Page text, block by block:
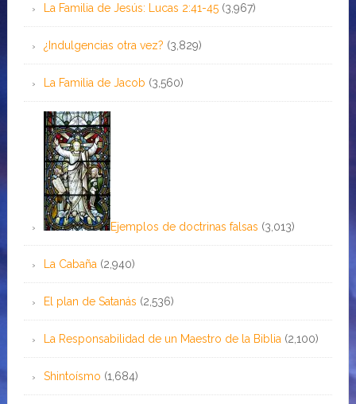
La Familia de Jesús: Lucas 2:41-45 (3,967)
¿Indulgencias otra vez? (3,829)
La Familia de Jacob (3,560)
Ejemplos de doctrinas falsas (3,013)
La Cabaña (2,940)
El plan de Satanás (2,536)
La Responsabilidad de un Maestro de la Biblia (2,100)
Shintoísmo (1,684)